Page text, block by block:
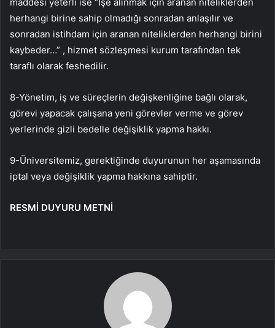
herhangi birine sahip olmadığı sonradan anlaşılır ve
sonradan istihdam için aranan niteliklerden herhangi birini
kaybeder…” , hizmet sözleşmesi kurum tarafından tek
taraflı olarak feshedilir.
8-Yönetim, iş ve süreçlerin değişkenliğine bağlı olarak,
görevi yapacak çalışana yeni görevler verme ve görev
yerlerinde gizli bedelle değişiklik yapma hakkı.
9-Üniversitemiz, gerektiğinde duyurunun her aşamasında
iptal veya değişiklik yapma hakkına sahiptir.
RESMİ DUYURU METNİ